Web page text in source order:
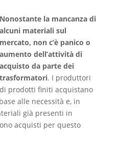
Nonostante la mancanza di
alcuni materiali sul
mercato, non c’è panico o
aumento dell’attività di
acquisto da parte dei
trasformatori. I produttori
di prodotti finiti acquistano
alle necessità e, in
già presenti in
acquisti per questo